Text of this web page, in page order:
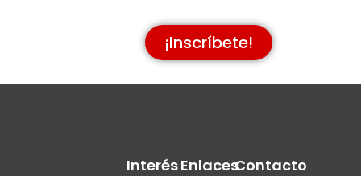
¡Inscríbete!
Enlaces
Interés Contacto